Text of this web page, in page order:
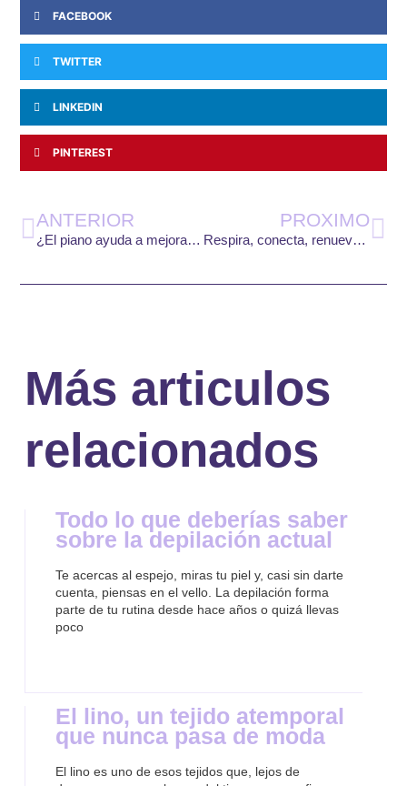
FACEBOOK
TWITTER
LINKEDIN
PINTEREST
ANTERIOR
¿El piano ayuda a mejorar la salud?
PROXIMO
Respira, conecta, renueva: descubre los beneficios del yoga y la meditación
Más articulos
relacionados
Todo lo que deberías saber
sobre la depilación actual
Te acercas al espejo, miras tu piel y, casi sin darte
cuenta, piensas en el vello. La depilación forma
parte de tu rutina desde hace años o quizá llevas
poco
El lino, un tejido atemporal
que nunca pasa de moda
El lino es uno de esos tejidos que, lejos de